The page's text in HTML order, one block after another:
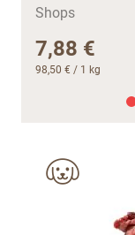
7,88 €
98,50 € / 1 kg